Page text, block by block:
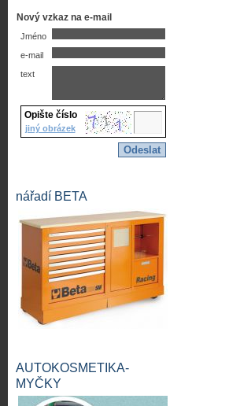
Nový vzkaz na e-mail
Jméno
e-mail
text
Opište číslo
jiný obrázek
nářadí BETA
AUTOKOSMETIKA-
MYČKY